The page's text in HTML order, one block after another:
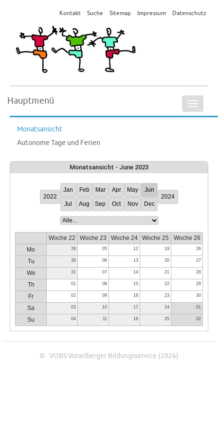
Kontakt Suche Sitemap Impressum Datenschutz
ein-/
Hauptmenü
Monatsansicht
Autonome Tage und Ferien
Monatsansicht - June 2023
2022
Jan Feb Mar Apr May Jun
Jul Aug Sep Oct Nov Dec
2024
Woche 22 Woche 23 Woche 24 Woche 25
Woche 26
Mo
29 05 12 19 26
Tu 30 06 13 20 27
We 31 07 14 21 28
Th 01 08 15 22 29
Fr 02 09 16 23 30
Sa 03 10 17 24 01
Su 04 11 18 25 02
© VOBS Vorarlberger Bildungsservice (2026)